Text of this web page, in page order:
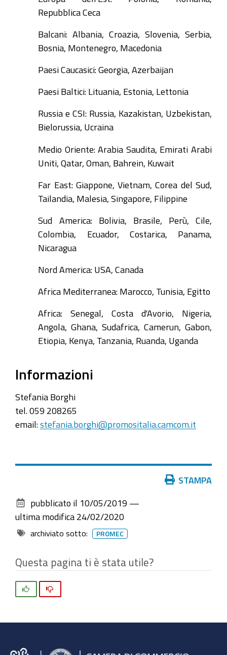
Repubblica Ceca
Balcani: Albania, Croazia, Slovenia, Serbia,
Bosnia, Montenegro, Macedonia
Paesi Caucasici: Georgia, Azerbaijan
Paesi Baltici: Lituania, Estonia, Lettonia
Russia e CSI: Russia, Kazakistan, Uzbekistan,
Bielorussia, Ucraina
Medio Oriente: Arabia Saudita, Emirati Arabi
Uniti, Qatar, Oman, Bahrein, Kuwait
Far East: Giappone, Vietnam, Corea del Sud,
Tailandia, Malesia, Singapore, Filippine
Sud America: Bolivia, Brasile, Perù, Cile,
Colombia, Ecuador, Costarica, Panama,
Nicaragua
Nord America: USA, Canada
Africa Mediterranea: Marocco, Tunisia, Egitto
Africa: Senegal, Costa d'Avorio, Nigeria,
Angola, Ghana, Sudafrica, Camerun, Gabon,
Etiopia, Kenya, Tanzania, Ruanda, Uganda
Informazioni
Stefania Borghi
tel. 059 208265
email: stefania.borghi@promositalia.camcom.it
documento
STAMPA
pubblicato il 10/05/2019 —
ultima modifica 24/02/2020
archiviato sotto: PROMEC
Questa pagina ti è stata utile?